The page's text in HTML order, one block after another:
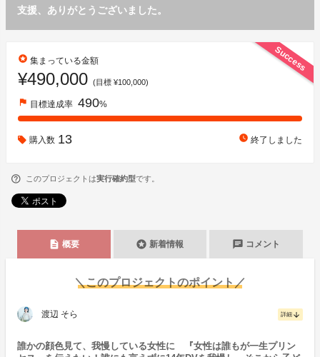
支援、ありがとうございました。
Success
stars 集まっている金額
¥490,000 (目標 ¥100,000)
flag 目標達成率 490%
購入数 13 watch_later 終了しました
このプロジェクトは実行確約型です。
description 概要 stars 新着情報 chat コメント
＼このプロジェクトのポイント／
渡辺 そら 詳細 arrow_downward
誰かの顔色見て、我慢している女性に 『女性は誰もが一生プリン